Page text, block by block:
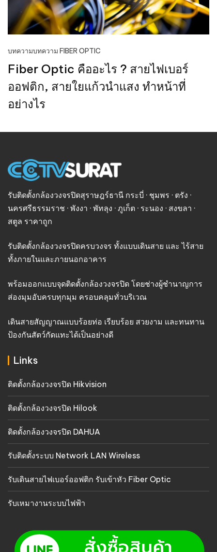
บทความบทความ FIBER OPTIC
Fiber Optic คืออะไร ? สายไฟเบอร์
ออฟติก, สายใยแก้วนําแสง ทำหน้าที่
อย่างไร
รับติดตั้งกล้องวงจรปิดสุราษฎร์ธานี กระบี่ · ชุมพร · ตรัง ·
นครศรีธรรมราช · พังงา · พัทลุง · ภูเก็ต · ระนอง · สงขลา ·
สตูล ราคาถูก
รับติดตั้งกล้องวงจรปิดครบวงจร ทั้งแบบเดินสาย และ ไร้สาย
ทั้งภายในและภายนอกอาคาร
พร้อมออกแบบจุดติดตั้งกล้องวงจรปิด โดยช่างผู้ชำนาญการ
ส่องมุมอับครบทุกมุม ครอบคลุมทั่วบริเวณ
เดินสายสัญญาณแบบร้อยท่อ เรียบร้อย สวยงาม และทนทาน
ป้องกันสัตว์กัดแทะได้เป็นอย่างดี
Links
ติดตั้งกล้องวงจรปิด Hikvision
ติดตั้งกล้องวงจรปิด Hilook
ติดตั้งกล้องวงจรปิด DAHUA
รับติดตั้งระบบ Network LAN Wireless
รับเดินสายไฟเบอร์ออฟติก รับเข้าหัว Fiber Optic
รับเหมางานระบบไฟฟ้า